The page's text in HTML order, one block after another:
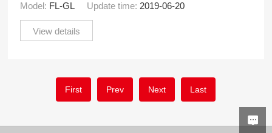
Model: FL-GL Update time: 2019-06-20
View details
First Prev Next Last